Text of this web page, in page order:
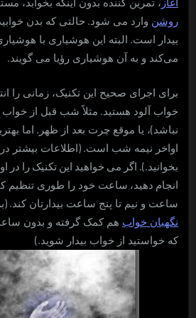
آغاز ، تمرین کننده بدون اینکه بخوابد،
روشن وارد می شود. حالتی که بدن
بیدار است. البته این هوشیاری با
می‌کند و به آن هوشیاری رؤیا می گویند.
برای اجرای صحیح این تکنیک، زمانی را
خواب آلود هستید. مثلاً شب قبل از خواب
نباشد)، یا موقع چرت بعد از ظهر . اما
اواخر نیمه شب است. ( اطلاعات بیشتر
بخوانید.). اگر می خواهید این تکنیک را در
انجام دهید، ساعت خود را طوری تنظیم
ساعت و نیم تا پنج ساعت بیدارتان کند. (
نگهبان خواب هم کمک گرفته و بدون
که خواستید از خواب بیدار شوید.)